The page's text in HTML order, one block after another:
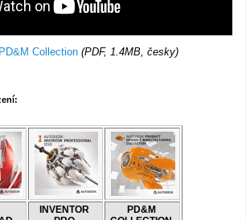
Collection (PDF, 1.4MB, česky)
INVENTOR
PD&M